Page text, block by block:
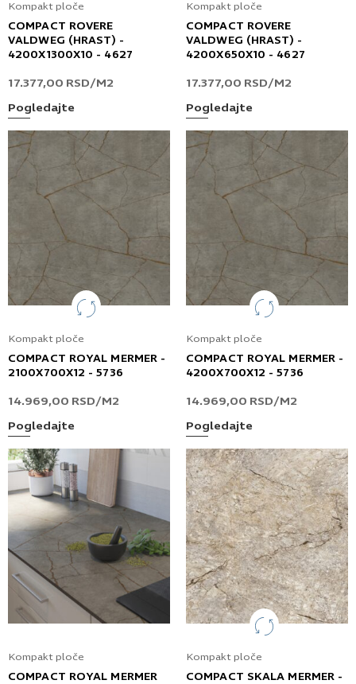
Kompakt ploče
COMPACT ROVERE
VALDWEG (HRAST) -
4200X1300X10 - 4627
17.377,00 RSD/M2
Pogledajte
Kompakt ploče
COMPACT ROVERE
VALDWEG (HRAST) -
4200X650X10 - 4627
17.377,00 RSD/M2
Pogledajte
Kompakt ploče
COMPACT ROYAL MERMER -
2100X700X12 - 5736
14.969,00 RSD/M2
Pogledajte
Kompakt ploče
COMPACT ROYAL MERMER -
4200X700X12 - 5736
14.969,00 RSD/M2
Pogledajte
Kompakt ploče
COMPACT ROYAL MERMER
Kompakt ploče
COMPACT SKALA MERMER -